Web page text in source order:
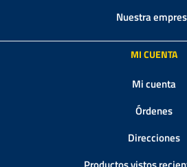
Nuestra
MI CUENTA
Mi cuenta
Órdenes
Direcciones